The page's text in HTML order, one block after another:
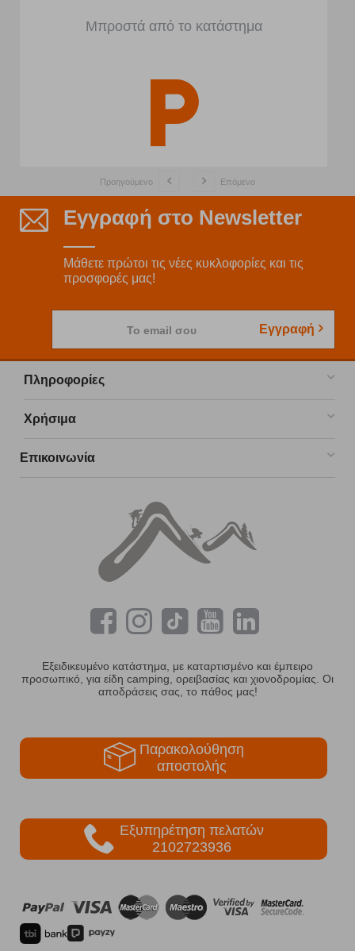
Μπροστά από το κατάστημα
Προηγούμενο Επόμενο
Εγγραφή στο Newsletter
Μάθετε πρώτοι τις νέες κυκλοφορίες και τις
προσφορές μας!
Το email σου Εγγραφή
Πληροφορίες
Χρήσιμα
Επικοινωνία
Εξειδικευμένο κατάστημα, με καταρτισμένο και έμπειρο
προσωπικό, για είδη camping, ορειβασίας και χιονοδρομίας. Οι
αποδράσεις σας, το πάθος μας!
Παρακολούθηση
αποστολής
Εξυπηρέτηση πελατών
2102723936